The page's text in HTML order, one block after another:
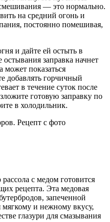
— это нормально.
на средний огонь и
постоянно помешивая,
и дайте ей остыть в
заправка начнет
может показаться
добавлять горчичный
в течение суток после
готовую заправку по
в холодильник.
с медом готовится
рецепта. Эта медовая
запеченной
и нежному вкусу,
глазури для смазывания